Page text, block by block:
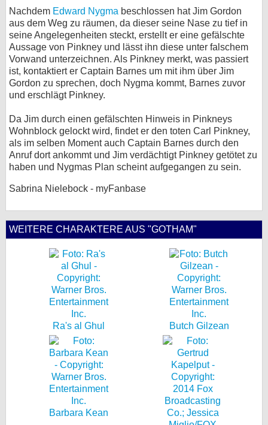
Nachdem Edward Nygma beschlossen hat Jim Gordon
aus dem Weg zu räumen, da dieser seine Nase zu tief in
seine Angelegenheiten steckt, erstellt er eine gefälschte
Aussage von Pinkney und lässt ihn diese unter falschem
Vorwand unterzeichnen. Als Pinkney merkt, was passiert
ist, kontaktiert er Captain Barnes um mit ihm über Jim
Gordon zu sprechen, doch Nygma kommt, Barnes zuvor
und erschlägt Pinkney.
Da Jim durch einen gefälschten Hinweis in Pinkneys
Wohnblock gelockt wird, findet er den toten Carl Pinkney,
als im selben Moment auch Captain Barnes durch den
Anruf dort ankommt und Jim verdächtigt Pinkney getötet zu
haben und Nygmas Plan scheint aufgegangen zu sein.
Sabrina Nielebock - myFanbase
WEITERE CHARAKTERE AUS "GOTHAM"
Ra's al Ghul Butch Gilzean
Barbara Kean